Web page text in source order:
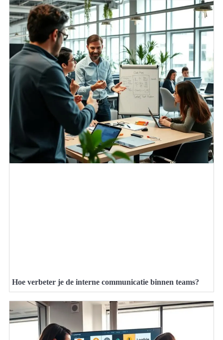
Hoe verbeter je de interne communicatie binnen teams?